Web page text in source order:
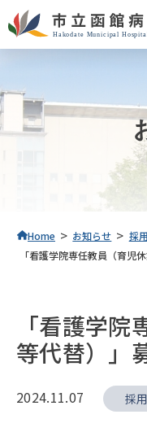
Home > お知らせ > 採
「看護学院専任教員（育児
「看護学
等代替）」
2024.11.07 採